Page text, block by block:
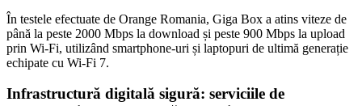
În testele efectuate de Orange Romania, Giga Box a atins viteze de
până la peste 2000 Mbps la download și peste 900 Mbps la upload
prin Wi-Fi, utilizând smartphone-uri și laptopuri de ultimă generație
echipate cu Wi-Fi 7.
Infrastructură digitală sigură: serviciile de